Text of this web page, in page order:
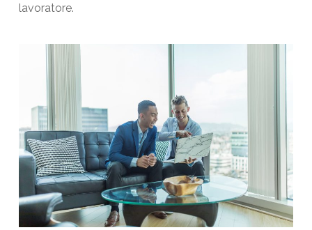
lavoratore.